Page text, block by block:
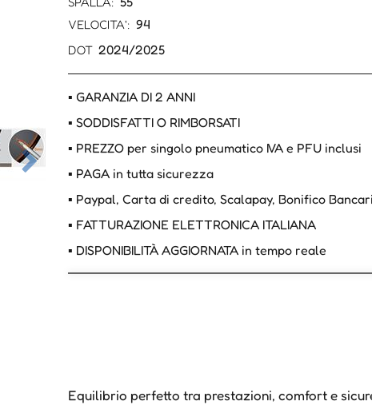
VELOCITA': 94
DOT 2024/2025
▪ GARANZIA DI 2 ANNI
▪ SODDISFATTI O RIMBORSATI
▪ PREZZO per singolo pneumatico IVA e PFU inclusi
▪ PAGA in tutta sicurezza
▪ Paypal, Carta di credito, Scalapay, Bonifico
▪ FATTURAZIONE ELETTRONICA ITALIANA
▪ DISPONIBILITÀ AGGIORNATA in tempo reale
Equilibrio perfetto tra prestazioni, comfort e